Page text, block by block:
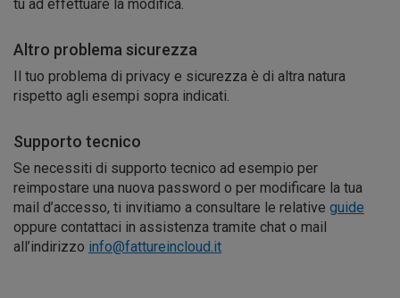
tu ad effettuare la modifica.
Altro problema sicurezza
Il tuo problema di privacy e sicurezza è di altra natura
rispetto agli esempi sopra indicati.
Supporto tecnico
Se necessiti di supporto tecnico ad esempio per
reimpostare una nuova password o per modificare la tua
mail d’accesso, ti invitiamo a consultare le relative guide
oppure contattaci in assistenza tramite chat o mail
all’indirizzo info@fattureincloud.it